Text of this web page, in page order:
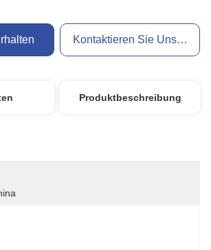
Kontaktieren Sie Uns Jetzt
Produktbeschreibung